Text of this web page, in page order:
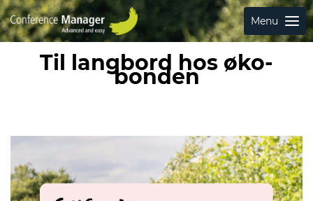
Menu
Til langbord hos øko-
bonden